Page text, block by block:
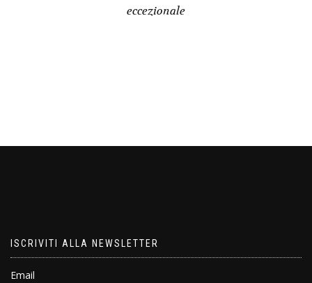
eccezionale
ISCRIVITI ALLA NEWSLETTER
Email